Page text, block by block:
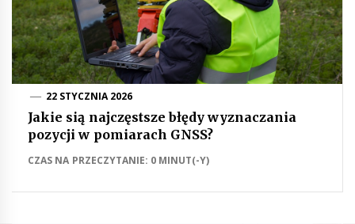
22 STYCZNIA 2026
Jakie sią najczęstsze błędy wyznaczania
pozycji w pomiarach GNSS?
CZAS NA PRZECZYTANIE: 0 MINUT(-Y)